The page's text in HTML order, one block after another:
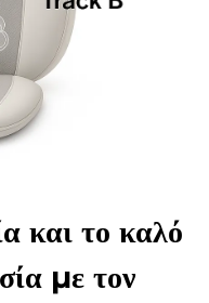
και το καλό
με τον